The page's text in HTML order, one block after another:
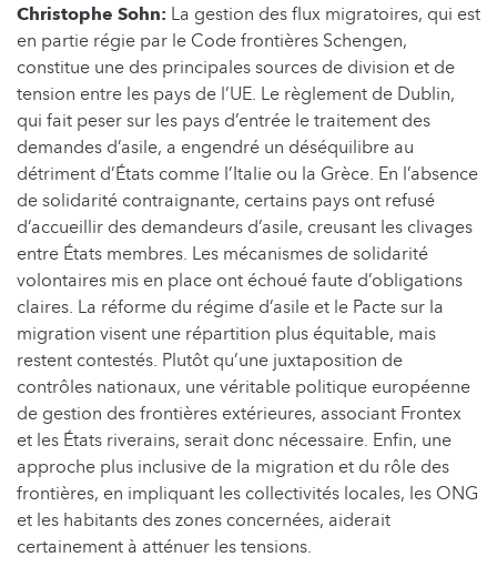
Christophe Sohn: La gestion des flux migratoires, qui est
en partie régie par le Code frontières Schengen,
constitue une des principales sources de division et de
tension entre les pays de l’UE. Le règlement de Dublin,
qui fait peser sur les pays d’entrée le traitement des
demandes d’asile, a engendré un déséquilibre au
détriment d’États comme l’Italie ou la Grèce. En l’absence
de solidarité contraignante, certains pays ont refusé
d’accueillir des demandeurs d’asile, creusant les clivages
entre États membres. Les mécanismes de solidarité
volontaires mis en place ont échoué faute d’obligations
claires. La réforme du régime d’asile et le Pacte sur la
migration visent une répartition plus équitable, mais
restent contestés. Plutôt qu’une juxtaposition de
contrôles nationaux, une véritable politique européenne
de gestion des frontières extérieures, associant Frontex
et les États riverains, serait donc nécessaire. Enfin, une
approche plus inclusive de la migration et du rôle des
frontières, en impliquant les collectivités locales, les ONG
et les habitants des zones concernées, aiderait
certainement à atténuer les tensions.